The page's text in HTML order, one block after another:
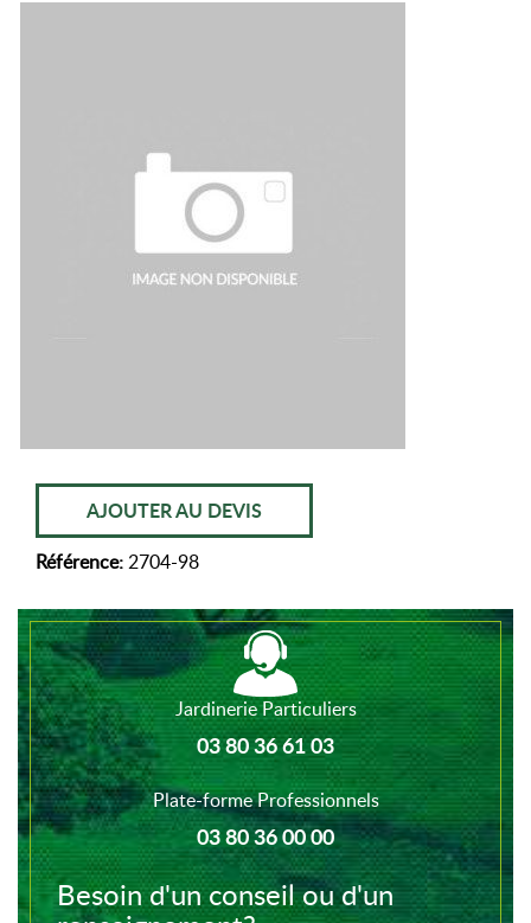
AJOUTER AU DEVIS
Référence:2704-98
Jardinerie Particuliers
03 80 36 61 03
Plate-forme Professionnels
03 80 36 00 00
Besoin d'un conseil ou d'un